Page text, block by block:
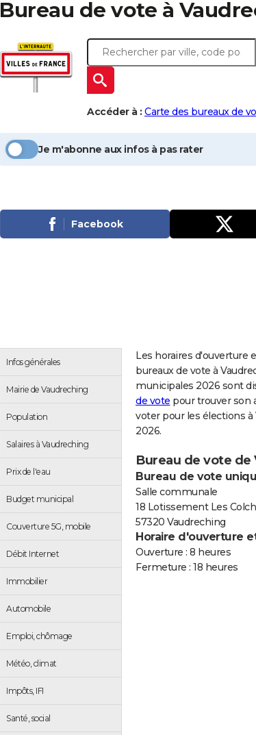
Bureau de vote à
Accéder à : Carte des bureaux de
Je m'abonne aux infos à pas rater
Facebook
Infos générales
Mairie de Vaudreching
Population
Salaires à Vaudreching
Prix de l'eau
Budget municipal
Couverture 5G, mobile
Débit Internet
Immobilier
Automobile
Emploi, chômage
Météo, climat
Impôts, IFI
Santé, social
Les horaires d'ouverture
bureaux de vote à
municipales 2026 sont
de vote pour trouver son
voter pour les élections
2026.
Bureau de vote de
Bureau de vote
Salle communale
18 Lotissement Les
57320 Vaudreching
Horaire d'ouverture
Ouverture : 8 heures
Fermeture : 18 heures